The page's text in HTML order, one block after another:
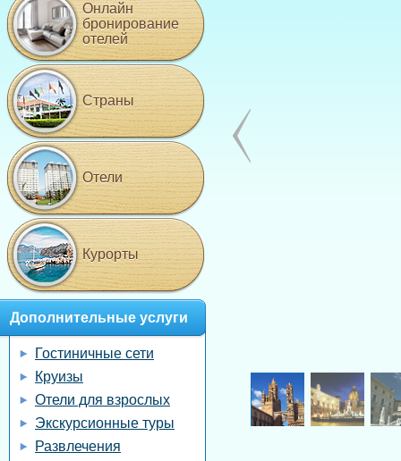
Онлайн
бронирование
отелей
Страны
Отели
Курорты
Дополнительные услуги
Гостиничные сети
Круизы
Отели для взрослых
Экскурсионные туры
Развлечения